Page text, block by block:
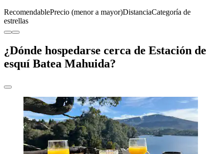
RecomendablePrecio (menor a mayor)DistanciaCategoría de
estrellas
¿Dónde hospedarse cerca de Estación de
esquí Batea Mahuida?